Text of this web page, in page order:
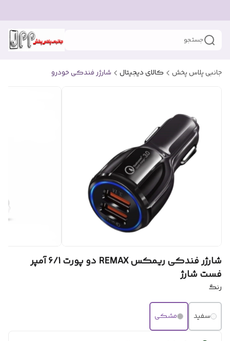
جستجو
جانبی پلاس پخش کالای دیجیتال شارژر فندکی خودرو
شارژر فندکی ریمکس REMAX دو پورت 6/1 آمپر
فست شارژ
رنگ
سفید مشکی